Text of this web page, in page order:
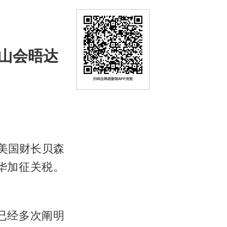
会晤达
国财长贝森
征关税。
经多次阐明
扫码去网易新闻APP浏览